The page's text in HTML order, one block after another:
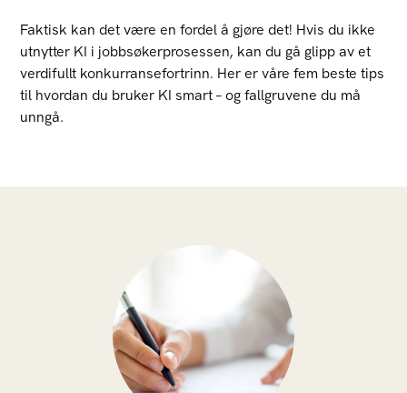
Faktisk kan det være en fordel å gjøre det! Hvis du ikke
utnytter KI i jobbsøkerprosessen, kan du gå glipp av et
verdifullt konkurransefortrinn. Her er våre fem beste tips
til hvordan du bruker KI smart – og fallgruvene du må
unngå.